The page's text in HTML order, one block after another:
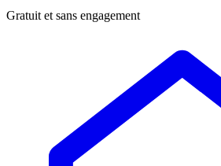
Gratuit et sans engagement